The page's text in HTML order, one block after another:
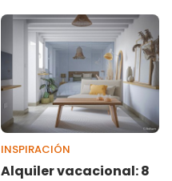
diseñada por Lucía
INSPIRACIÓN
Alquiler vacacional: 8